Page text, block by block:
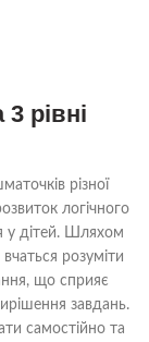
3 рівні
різної
логічного
у дітей. Шляхом
вчаться розуміти
що сприяє
завдань.
самостійно та